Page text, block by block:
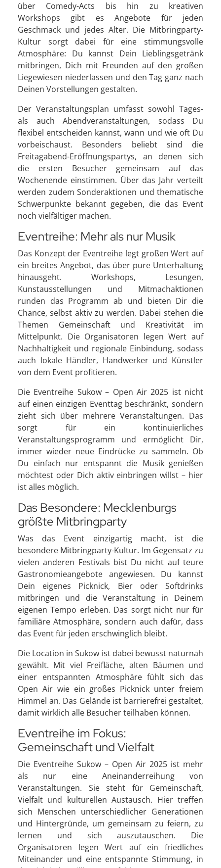
über Comedy-Acts bis hin zu kreativen
Workshops gibt es Angebote für jeden
Geschmack und jedes Alter. Die Mitbringparty-
Kultur sorgt dabei für eine stimmungsvolle
Atmosphäre: Du kannst Dein Lieblingsgetränk
mitbringen, Dich mit Freunden auf den großen
Liegewiesen niederlassen und den Tag ganz nach
Deinen Vorstellungen gestalten.
Der Veranstaltungsplan umfasst sowohl Tages-
als auch Abendveranstaltungen, sodass Du
flexibel entscheiden kannst, wann und wie oft Du
vorbeischaust. Besonders beliebt sind die
Freitagabend-Eröffnungspartys, an denen sich
die ersten Besucher gemeinsam auf das
Wochenende einstimmen. Über das Jahr verteilt
werden zudem Sonderaktionen und thematische
Schwerpunkte bekannt gegeben, die das Event
noch vielfältiger machen.
Eventreihe: Mehr als nur Musik
Das Konzept der Eventreihe legt großen Wert auf
ein breites Angebot, das über pure Unterhaltung
hinausgeht. Workshops, Lesungen,
Kunstausstellungen und Mitmachaktionen
runden das Programm ab und bieten Dir die
Chance, selbst aktiv zu werden. Dabei stehen die
Themen Gemeinschaft und Kreativität im
Mittelpunkt. Die Organisatoren legen Wert auf
Nachhaltigkeit und regionale Einbindung, sodass
auch lokale Händler, Handwerker und Künstler
von dem Event profitieren.
Die Eventreihe Sukow – Open Air 2025 ist nicht
auf einen einzigen Eventtag beschränkt, sondern
zieht sich über mehrere Veranstaltungen. Das
sorgt für ein kontinuierliches
Veranstaltungsprogramm und ermöglicht Dir,
immer wieder neue Eindrücke zu sammeln. Ob
Du einfach nur entspannt die Musik genießen
möchtest oder Dich aktiv einbringen willst – hier
ist alles möglich.
Das Besondere: Mecklenburgs
größte Mitbringparty
Was das Event einzigartig macht, ist die
besondere Mitbringparty-Kultur. Im Gegensatz zu
vielen anderen Festivals bist Du nicht auf teure
Gastronomieangebote angewiesen. Du kannst
Dein eigenes Picknick, Bier oder Softdrinks
mitbringen und die Veranstaltung in Deinem
eigenen Tempo erleben. Das sorgt nicht nur für
familiäre Atmosphäre, sondern auch dafür, dass
das Event für jeden erschwinglich bleibt.
Die Location in Sukow ist dabei bewusst naturnah
gewählt. Mit viel Freifläche, alten Bäumen und
einer entspannten Atmosphäre fühlt sich das
Open Air wie ein großes Picknick unter freiem
Himmel an. Das Gelände ist barrierefrei gestaltet,
damit wirklich alle Besucher teilhaben können.
Eventreihe im Fokus:
Gemeinschaft und Vielfalt
Die Eventreihe Sukow – Open Air 2025 ist mehr
als nur eine Aneinanderreihung von
Veranstaltungen. Sie steht für Gemeinschaft,
Vielfalt und kulturellen Austausch. Hier treffen
sich Menschen unterschiedlicher Generationen
und Hintergründe, um gemeinsam zu feiern, zu
lernen und sich auszutauschen. Die
Organisatoren legen Wert auf ein friedliches
Miteinander und eine entspannte Stimmung, in